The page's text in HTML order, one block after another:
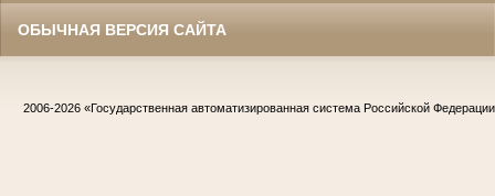
ОБЫЧНАЯ ВЕРСИЯ САЙТА
2006-2026 «Государственная автоматизированная система Российской